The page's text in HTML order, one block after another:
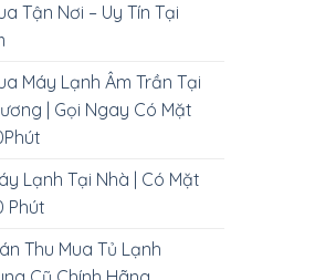
Tận Nơi – Uy Tín Tại
Máy Lạnh Âm Trần Tại
| Gọi Ngay Có Mặt
Lạnh Tại Nhà | Có Mặt
Phút
Thu Mua Tủ Lạnh